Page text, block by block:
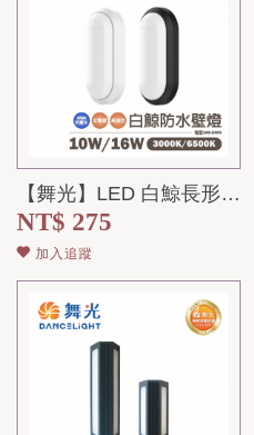
【舞光】LED 白鯨長形防水壁燈 10W/16W 全電壓 IP66 防水防塵
NT$ 275
加入追蹤